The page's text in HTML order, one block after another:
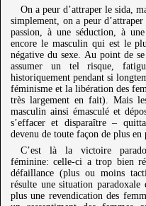
On a peur d’attraper le sida,
simplement, on a peur
passion, à une séduction, à
encore le masculin qui est le
négative du sexe. Au point de
assumer un tel risque,
historiquement pendant si
féminisme et la libération des
très largement en fait). Mais
masculin ainsi émasculé et
s’effacer et disparaître –
devenu de toute façon de plus en
C’est là la victoire
féminine: celle-ci a trop bien
défaillance (plus ou moins
résulte une situation
plus une revendication des